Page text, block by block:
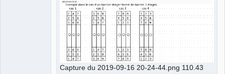
Capture du 2019-09-16 20-24-44.png 110.43